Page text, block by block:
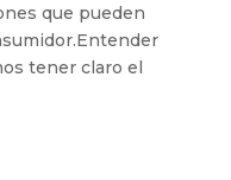
que pueden
tener claro el